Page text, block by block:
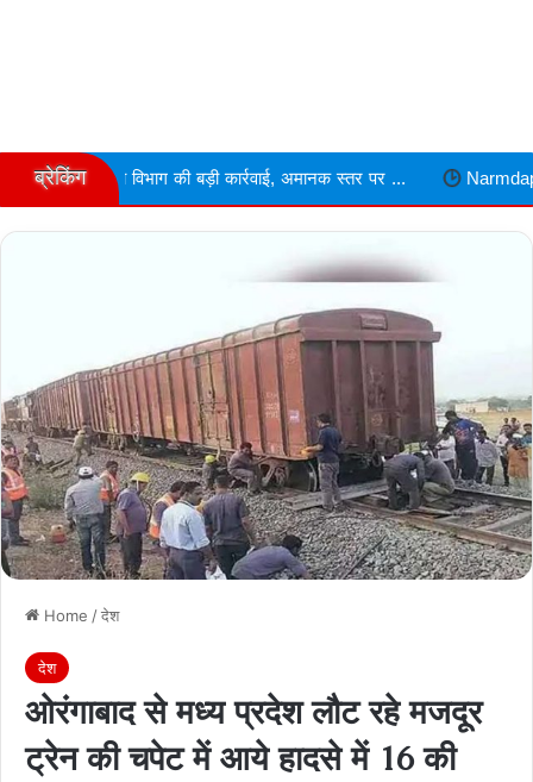
ब्रेकिंग
बड़ी कार्रवाई, अमानक स्तर पर ... Narmdapuram चरित्र शंका में
Home /देश
देश
ओरंगाबाद से मध्य प्रदेश लौट रहे मजदूर
ट्रेन की चपेट में आये हादसे में 16 की